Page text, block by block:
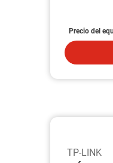
Precio del
TP-LINK